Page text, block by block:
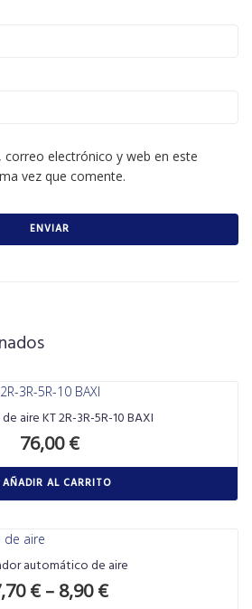
correo electrónico y web en este
vez que comente.
aire KT 2R-3R-5R-10 BAXI
76,00€
AÑADIR AL CARRITO
automático de aire
€– 8,90€